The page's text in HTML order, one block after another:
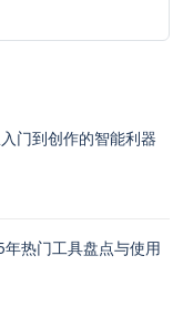
门到创作的智能利器
热门工具盘点与使用